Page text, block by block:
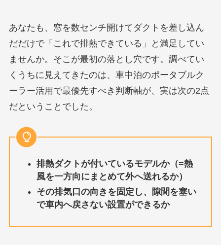
あなたも、窓を数センチ開けてダクトを差し込ん
だだけで「これで排熱できている」と満足してい
ませんか。そこが最初の落とし穴です。調べてい
くうちに見えてきたのは、車中泊のポータブルク
ーラー活用で最優先すべき判断軸が、実は次の2点
だということでした。
排熱ダクトが付いているモデルか（=熱
風を一方向にまとめて外へ送れるか）
その排気口の向きを固定し、隙間を塞い
で車内へ戻さない設置ができるか